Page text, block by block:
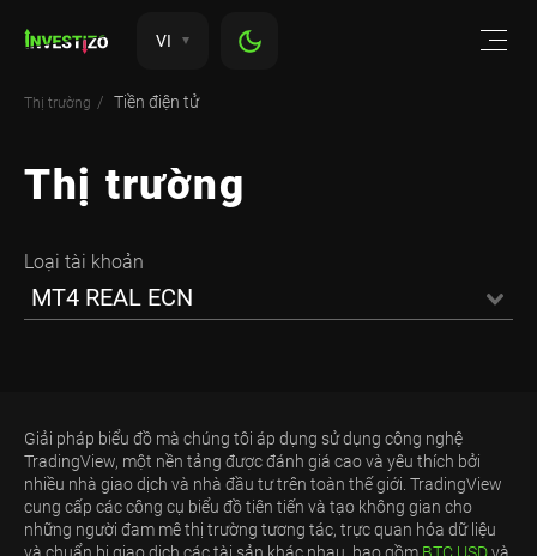
VI
Thị trường Tiền điện tử
Thị trường
Loại tài khoản
MT4 REAL ECN
Giải pháp biểu đồ mà chúng tôi áp dụng sử dụng công nghệ
TradingView, một nền tảng được đánh giá cao và yêu thích bởi
nhiều nhà giao dịch và nhà đầu tư trên toàn thế giới. TradingView
cung cấp các công cụ biểu đồ tiên tiến và tạo không gian cho
những người đam mê thị trường tương tác, trực quan hóa dữ liệu